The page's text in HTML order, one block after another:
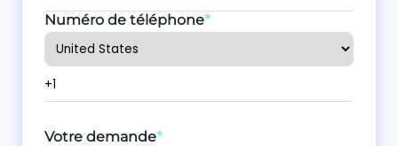
Numéro de téléphone*
Votre demande*